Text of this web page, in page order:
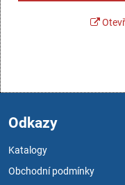
Odkazy
Katalogy
Obchodní podmínky